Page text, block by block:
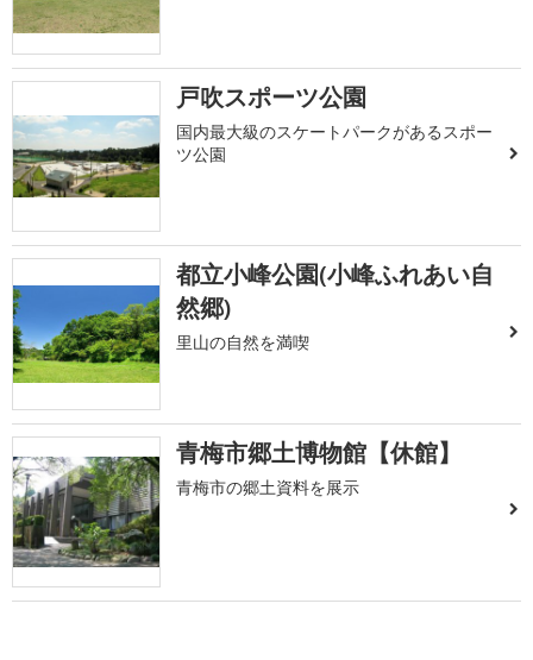
戸吹スポーツ公園
国内最大級のスケートパークがあるスポー
ツ公園
都立小峰公園(小峰ふれあい自
然郷)
里山の自然を満喫
青梅市郷土博物館【休館】
青梅市の郷土資料を展示